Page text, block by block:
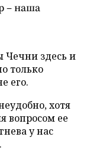
– наша
Чечни здесь и
только
его.
хотя
вопросом ее
у нас